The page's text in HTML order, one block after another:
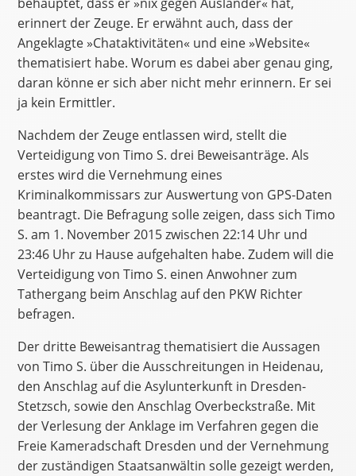
erinnert der Zeuge. Er erwähnt auch, dass der
Angeklagte »Chataktivitäten« und eine »Website«
thematisiert habe. Worum es dabei aber genau ging,
daran könne er sich aber nicht mehr erinnern. Er sei
ja kein Ermittler.
Nachdem der Zeuge entlassen wird, stellt die
Verteidigung von Timo S. drei Beweisanträge. Als
erstes wird die Vernehmung eines
Kriminalkommissars zur Auswertung von GPS-Daten
beantragt. Die Befragung solle zeigen, dass sich Timo
S. am 1. November 2015 zwischen 22:14 Uhr und
23:46 Uhr zu Hause aufgehalten habe. Zudem will die
Verteidigung von Timo S. einen Anwohner zum
Tathergang beim Anschlag auf den PKW Richter
befragen.
Der dritte Beweisantrag thematisiert die Aussagen
von Timo S. über die Ausschreitungen in Heidenau,
den Anschlag auf die Asylunterkunft in Dresden-
Stetzsch, sowie den Anschlag Overbeckstraße. Mit
der Verlesung der Anklage im Verfahren gegen die
Freie Kameradschaft Dresden und der Vernehmung
der zuständigen Staatsanwältin solle gezeigt werden,